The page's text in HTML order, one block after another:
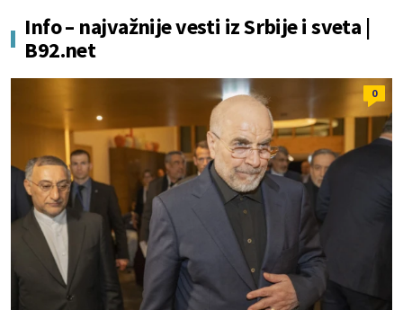
Info – najvažnije vesti iz Srbije i sveta |
B92.net
0